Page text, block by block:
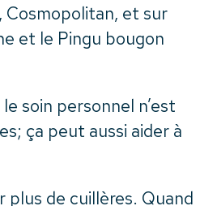
Cosmopolitan, et sur
et le Pingu bougon
soin personnel n’est
ça peut aussi aider à
de cuillères. Quand